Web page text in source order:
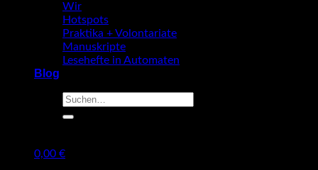
Wir
Hotspots
Praktika + Volontariate
Manuskripte
Lesehefte in Automaten
Blog
Suche
0,00 €